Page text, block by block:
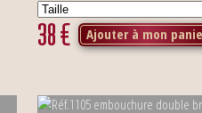
38€ Ajouter à mon